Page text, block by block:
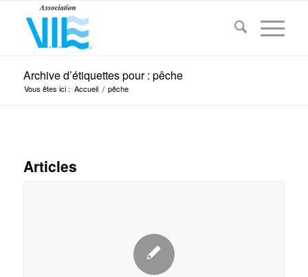
Archive d’étiquettes pour : pêche
Vous êtes ici : Accueil / pêche
Articles